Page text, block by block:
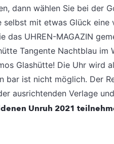
dann wählen Sie bei der
selbst mit etwas Glück
das UHREN-MAGAZIN
Tangente Nachtblau
Glashütte! Die Uhr wird
bar ist nicht möglich. Der
ausrichtenden Verlage
Unruh 2021